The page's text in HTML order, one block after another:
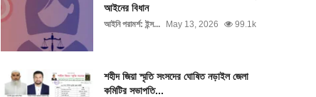
আইনের বিধান
আইনি পরামর্শ: ইন্স... May 13, 2026 99.1k
শহীদ জিয়া স্মৃতি সংসদের ঘোষিত নড়াইল জেলা
কমিটির সভাপতি...